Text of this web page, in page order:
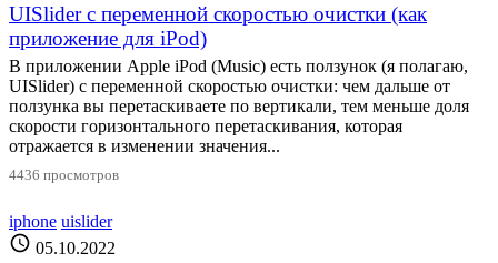
UISlider с переменной скоростью очистки (как
приложение для iPod)
В приложении Apple iPod (Music) есть ползунок (я полагаю,
UISlider) с переменной скоростью очистки: чем дальше от
ползунка вы перетаскиваете по вертикали, тем меньше доля
скорости горизонтального перетаскивания, которая
отражается в изменении значения...
4436 просмотров
iphone uislider
schedule 05.10.2022